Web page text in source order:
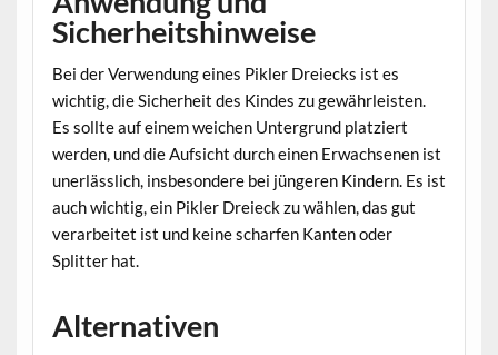
Sicherheitshinweise
Bei der Verwendung eines Pikler Dreiecks ist es
wichtig, die Sicherheit des Kindes zu gewährleisten.
Es sollte auf einem weichen Untergrund platziert
werden, und die Aufsicht durch einen Erwachsenen ist
unerlässlich, insbesondere bei jüngeren Kindern. Es ist
auch wichtig, ein Pikler Dreieck zu wählen, das gut
verarbeitet ist und keine scharfen Kanten oder
Splitter hat.
Alternativen